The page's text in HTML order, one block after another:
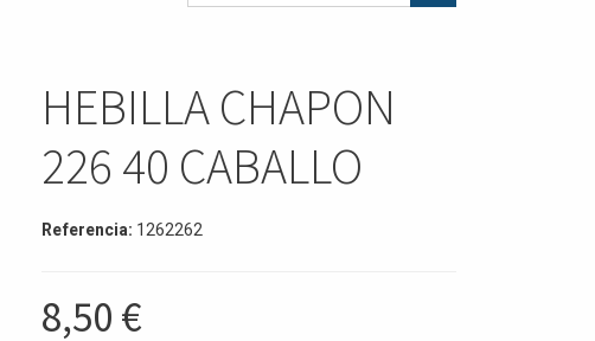
HEBILLA CHAPON
226 40 CABALLO
Referencia: 1262262
8,50 €